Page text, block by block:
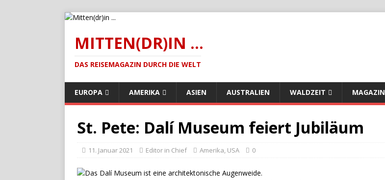
MITTEN(DR)IN ...
DAS REISEMAGAZIN DURCH DIE WELT
EUROPA AMERIKA ASIEN AUSTRALIEN WALDZEIT MAGAZIN
St. Pete: Dalí Museum feiert Jubiläum
11. Januar 2021 Editor in Chief Amerika, USA 0